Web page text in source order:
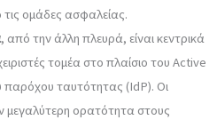
ομάδες ασφαλείας.
, από την άλλη πλευρά, είναι κεντρικά
τομέα στο πλαίσιο του Active
ταυτότητας (IdP). Οι
μεγαλύτερη ορατότητα στους